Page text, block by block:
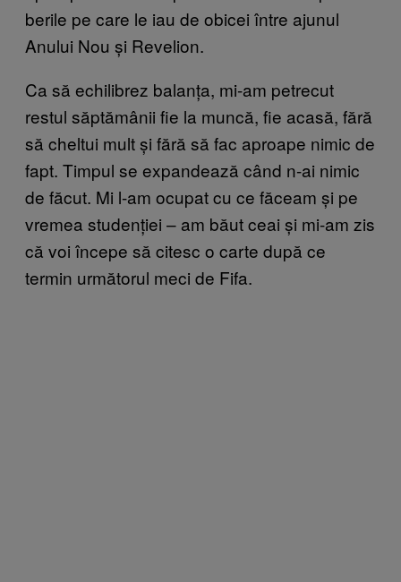
berile pe care le iau de obicei între ajunul
Anului Nou și Revelion.
Ca să echilibrez balanța, mi-am petrecut
restul săptămânii fie la muncă, fie acasă, fără
să cheltui mult și fără să fac aproape nimic de
fapt. Timpul se expandează când n-ai nimic
de făcut. Mi l-am ocupat cu ce făceam și pe
vremea studenției – am băut ceai și mi-am zis
că voi începe să citesc o carte după ce
termin următorul meci de Fifa.